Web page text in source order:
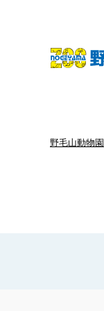
野毛山動物園